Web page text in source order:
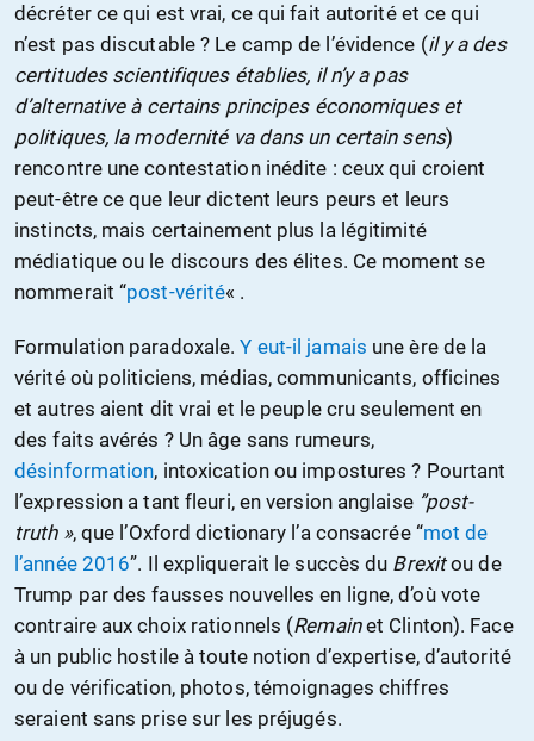
décréter ce qui est vrai, ce qui fait autorité et ce qui
n’est pas discutable ? Le camp de l’évidence (il y a des
certitudes scientifiques établies, il n’y a pas
d’alternative à certains principes économiques et
politiques, la modernité va dans un certain sens)
rencontre une contestation inédite : ceux qui croient
peut-être ce que leur dictent leurs peurs et leurs
instincts, mais certainement plus la légitimité
médiatique ou le discours des élites. Ce moment se
nommerait “post-vérité« .
Formulation paradoxale.Y eut-il jamais une ère de la
vérité où politiciens, médias, communicants, officines
et autres aient dit vrai et le peuple cru seulement en
des faits avérés ? Un âge sans rumeurs,
désinformation, intoxication ou impostures ? Pourtant
l’expression a tant fleuri, en version anglaise ”post-
truth », que l’Oxford dictionary l’a consacrée “mot de
l’année 2016”. Il expliquerait le succès du Brexitou de
Trump par des fausses nouvelles en ligne, d’où vote
contraire aux choix rationnels (Remainet Clinton). Face
à un public hostile à toute notion d’expertise, d’autorité
ou de vérification, photos, témoignages chiffres
seraient sans prise sur les préjugés.